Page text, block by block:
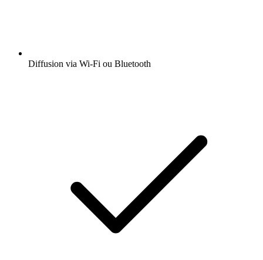
Diffusion via Wi-Fi ou Bluetooth